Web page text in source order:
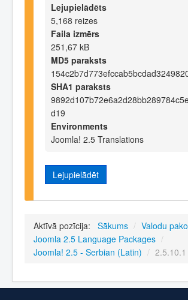
Lejupielādēts
5,168 reizes
Faila izmērs
251,67 kB
MD5 paraksts
SHA1 paraksts
d19
Environments
Joomla! 2.5 Translations
Lejupielādēt
Aktīvā pozīcija: Sākums / Valodu
Joomla 2.5 Language Packages /
Joomla! 2.5 - Serbian (Latin) / 2.5.10.1